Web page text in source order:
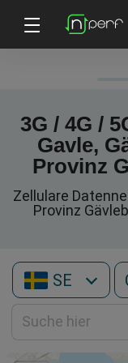
3G / 4G /
Gavle,
Provinz
Zellulare
Provinz
SE